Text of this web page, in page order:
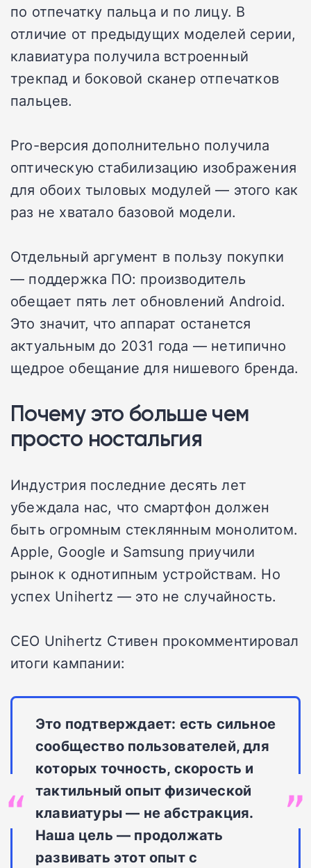
по отпечатку пальца и по лицу. В
отличие от предыдущих моделей серии,
клавиатура получила встроенный
трекпад и боковой сканер отпечатков
пальцев.
Pro-версия дополнительно получила
оптическую стабилизацию изображения
для обоих тыловых модулей — этого как
раз не хватало базовой модели.
Отдельный аргумент в пользу покупки
— поддержка ПО: производитель
обещает пять лет обновлений Android.
Это значит, что аппарат останется
актуальным до 2031 года — нетипично
щедрое обещание для нишевого бренда.
Почему это больше чем
просто ностальгия
Индустрия последние десять лет
убеждала нас, что смартфон должен
быть огромным стеклянным монолитом.
Apple, Google и Samsung приучили
рынок к однотипным устройствам. Но
успех Unihertz — это не случайность.
CEO Unihertz Стивен прокомментировал
итоги кампании:
Это подтверждает: есть сильное
сообщество пользователей, для
которых точность, скорость и
тактильный опыт физической
клавиатуры — не абстракция.
Наша цель — продолжать
развивать этот опыт с